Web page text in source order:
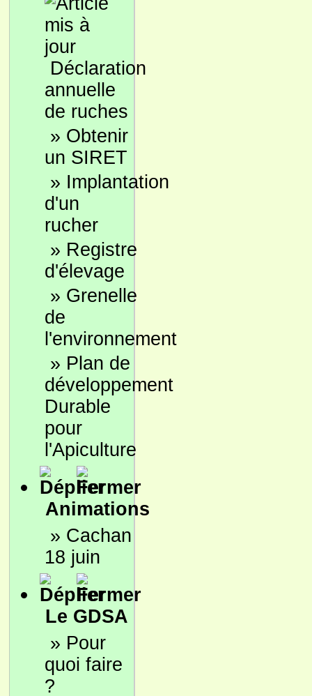
Déclaration
annuelle
de ruches
» Obtenir
un SIRET
» Implantation
d'un
rucher
» Registre
d'élevage
» Grenelle
de
l'environnement
» Plan de
développement
Durable
pour
l'Apiculture
Animations
» Cachan
18 juin
Le GDSA
» Pour
quoi faire
?